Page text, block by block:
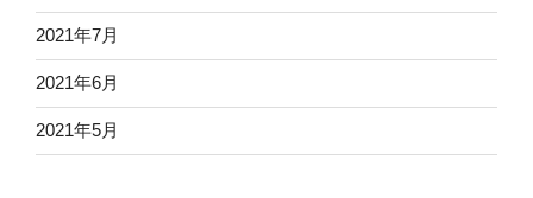
2021年7月
2021年6月
2021年5月